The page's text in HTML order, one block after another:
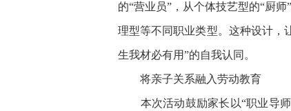
的“营业员”，从个体技艺型的“厨
理型等不同职业类型。这种设计，
生我材必有用”的自我认同。
将亲子关系融入劳动教育
本次活动鼓励家长以“职业导师